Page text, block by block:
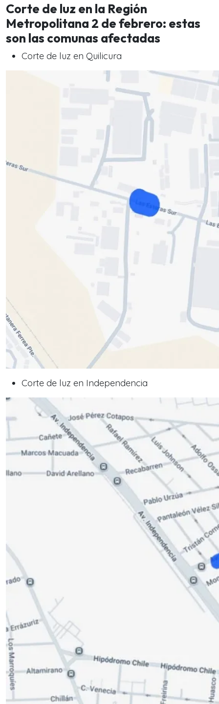
Corte de luz en la Región
Metropolitana 2 de febrero: estas
son las comunas afectadas
Corte de luz en Quilicura
Corte de luz en Independencia